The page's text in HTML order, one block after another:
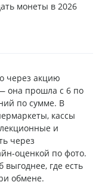
монеты в 2026
через акцию
она прошла с 6 по
по сумме. В
кассы
и
через
оценкой по фото.
выгоднее, где есть
обмене.